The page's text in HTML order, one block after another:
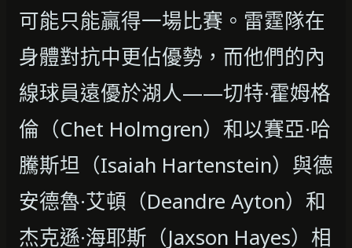
可能只能贏得一場比賽。雷霆隊在
身體對抗中更佔優勢，而他們的內
線球員遠優於湖人——切特·霍姆格
倫（Chet Holmgren）和以賽亞·哈
騰斯坦（Isaiah Hartenstein）與德
安德魯·艾頓（Deandre Ayton）和
杰克遜·海耶斯（Jaxson Hayes）相